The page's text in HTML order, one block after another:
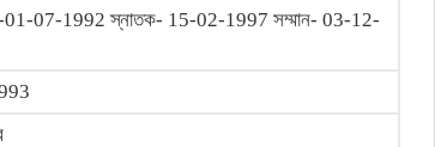
01-07-1992 স্নাতক- 15-02-1997 সম্মান- 03-12-